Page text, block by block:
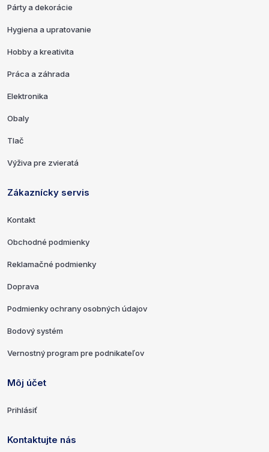
Párty a dekorácie
Hygiena a upratovanie
Hobby a kreativita
Práca a záhrada
Elektronika
Obaly
Tlač
Výživa pre zvieratá
Zákaznícky servis
Kontakt
Obchodné podmienky
Reklamačné podmienky
Doprava
Podmienky ochrany osobných údajov
Bodový systém
Vernostný program pre podnikateľov
Môj účet
Prihlásiť
Kontaktujte nás